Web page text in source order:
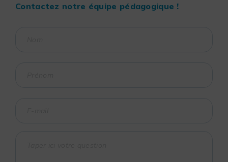
Contactez notre équipe pédagogique !